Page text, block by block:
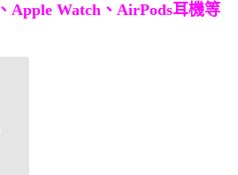
Apple Watch、AirPods耳機等